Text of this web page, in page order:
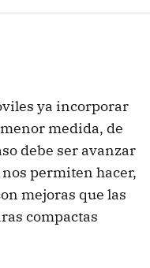
ya incorporar
medida, de
debe ser avanzar
permiten hacer,
mejoras que las
compactas